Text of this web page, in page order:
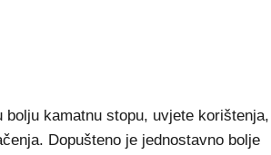
kamatnu stopu, uvjete korištenja,
Dopušteno je jednostavno bolje